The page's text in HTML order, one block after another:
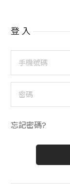
登入
手機號碼
密碼
忘記密碼?